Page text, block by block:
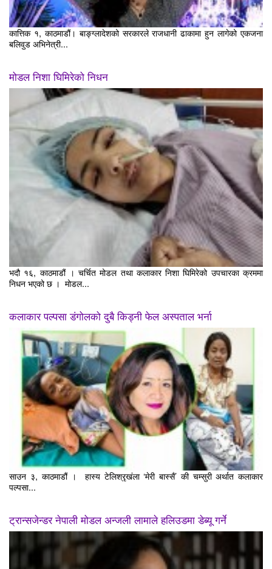
कात्तिक १, काठमाडौं। बाङ्ग्लादेशको सरकारले राजधानी ढाकामा हुन लागेको एकजना
बलिवुड अभिनेत्री...
मोडल निशा घिमिरेको निधन
भदौ १६, काठमाडौं । चर्चित मोडल तथा कलाकार निशा घिमिरेको उपचारका क्रममा
निधन भएको छ । मोडल...
कलाकार पल्पसा डंगोलको दुबै किड्नी फेल अस्पताल भर्ना
साउन ३, काठमाडौं । हास्य टेलिश्रृखंला ‘मेरी बास्सै’ की चम्सुरी अर्थात कलाकार
पल्पसा...
ट्रान्सजेन्डर नेपाली मोडल अन्जली लामाले हलिउडमा डेब्यू गर्ने